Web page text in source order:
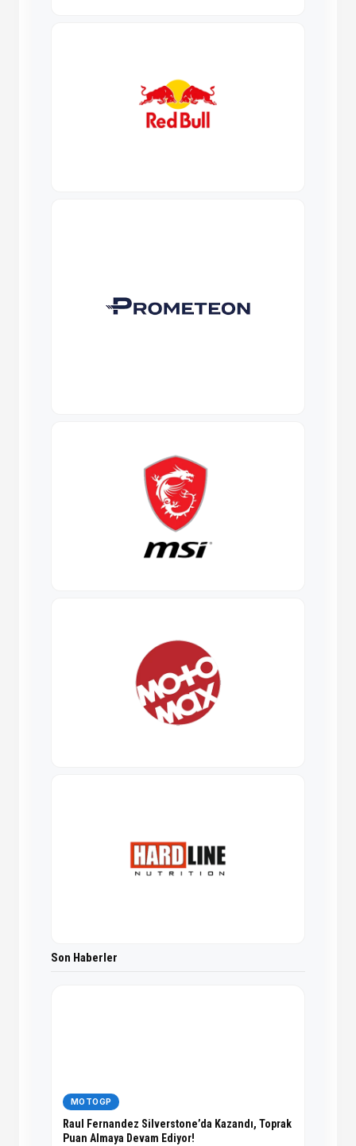
Son Haberler
MOTOGP
Raul Fernandez Silverstone’da Kazandı, Toprak
Puan Almaya Devam Ediyor!